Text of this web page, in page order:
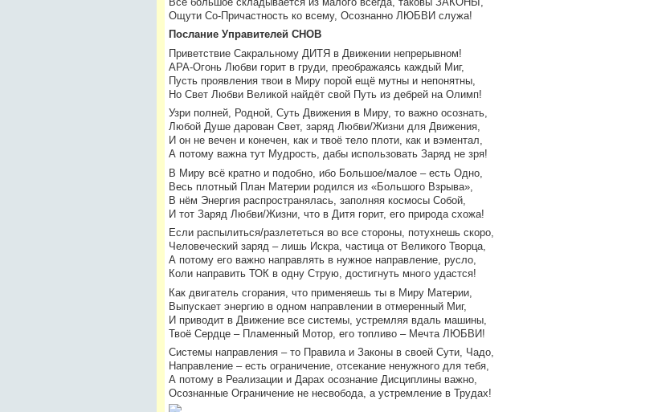
Ощути Со-Причастность ко всему, Осознанно ЛЮБВИ служа!
Послание Управителей СНОВ
Приветствие Сакральному ДИТЯ в Движении непрерывном!
АРА-Огонь Любви горит в груди, преображаясь каждый Миг,
Пусть проявления твои в Миру порой ещё мутны и непонятны,
Но Свет Любви Великой найдёт свой Путь из дебрей на Олимп!
Узри полней, Родной, Суть Движения в Миру, то важно осознать,
Любой Душе дарован Свет, заряд Любви/Жизни для Движения,
И он не вечен и конечен, как и твоё тело плоти, как и вэментал,
А потому важна тут Мудрость, дабы использовать Заряд не зря!
В Миру всё кратно и подобно, ибо Большое/малое – есть Одно,
Весь плотный План Материи родился из «Большого Взрыва»,
В нём Энергия распространялась, заполняя космосы Собой,
И тот Заряд Любви/Жизни, что в Дитя горит, его природа схожа!
Если распылиться/разлететься во все стороны, потухнешь скоро,
Человеческий заряд – лишь Искра, частица от Великого Творца,
А потому его важно направлять в нужное направление, русло,
Коли направить ТОК в одну Струю, достигнуть много удастся!
Как двигатель сгорания, что применяешь ты в Миру Материи,
Выпускает энергию в одном направлении в отмеренный Миг,
И приводит в Движение все системы, устремляя вдаль машины,
Твоё Сердце – Пламенный Мотор, его топливо – Мечта ЛЮБВИ!
Системы направления – то Правила и Законы в своей Сути, Чадо,
Направление – есть ограничение, отсекание ненужного для тебя,
А потому в Реализации и Дарах осознание Дисциплины важно,
Осознанные Ограничение не несвобода, а устремление в Трудах!